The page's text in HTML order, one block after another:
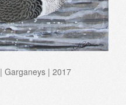
| Garganeys | 2017